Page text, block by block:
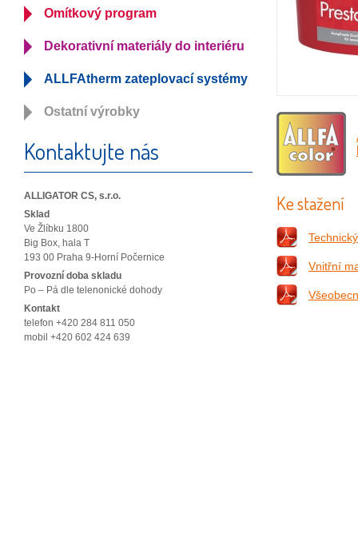
Omítkový program
Dekorativní materiály do interiéru
ALLFAtherm zateplovací systémy
Ostatní výrobky
Kontaktujte nás
ALLIGATOR CS, s.r.o.
Sklad
Ve Žlíbku 1800
Big Box, hala T
193 00 Praha 9-Horní Počernice
Provozní doba skladu
Po – Pá dle telenonické dohody
Kontakt
telefon +420 284 811 050
mobil +420 602 424 639
Ke stažení
Vnitřní